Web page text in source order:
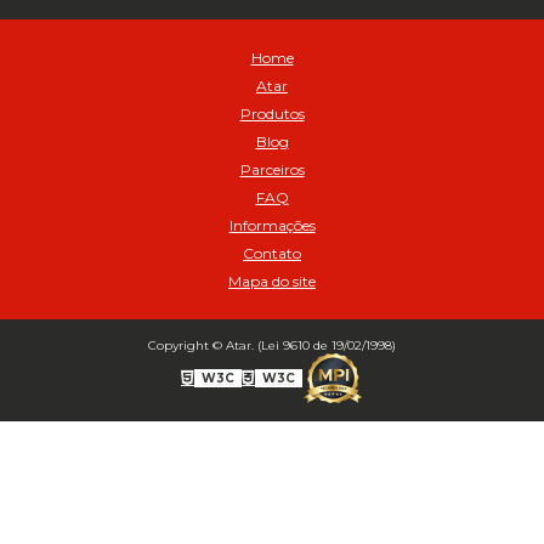
Avental de Raspa sem Emenda 1,2mt - Cod 01925
Balanceamento automatico SBBA - 282 pacote com 282g - Cod
Balanceamento Automático SBBA 113 Pacote com 113g - Cod 03197
Balanceamento Automático SBBA- 340 Pacote com 340g - Cod
BICO INF DUPLO LONGO CURVO 90 1295LC - cod 03631
Bico Inflador Duplo 300 mm - Cod 03245
Bico Inflador Duplo 825 L Schweers - Cod 00207
Bico Inflador Duplo sem Retenção 0506 Schweers - Cod 02638
Home
Atar
Produtos
Blog
Parceiros
FAQ
Informações
Contato
Mapa do site
Copyright © Atar. (Lei 9610 de 19/02/1998)
W3C W3C